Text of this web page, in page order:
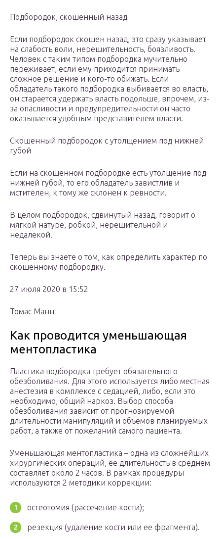
Подбородок, скошенный назад
Если подбородок скошен назад, это сразу указывает
на слабость воли, нерешительность, боязливость.
Человек с таким типом подбородка мучительно
переживает, если ему приходится принимать
сложное решение и кого-то обижать. Если
обладатель такого подбородка выбивается во власть,
он старается удержать власть подольше, впрочем, из-
за опасливости и предупредительности он часто
оказывается удобным представителем власти.
Скошенный подбородок с утолщением под нижней
губой
Если на скошенном подбородке есть утолщение под
нижней губой, то его обладатель завистлив и
мстителен, к тому же склонен к ревности.
В целом подбородок, сдвинутый назад, говорит о
мягкой натуре, робкой, нерешительной и
недалекой.
Теперь вы знаете о том, как определить характер по
скошенному подбородку.
27 июля 2020 в 15:52
Томас Манн
Как проводится уменьшающая
ментопластика
Пластика подбородка требует обязательного
обезболивания. Для этого используется либо местная
анестезия в комплексе с седацией, либо, если это
необходимо, общий наркоз. Выбор способа
обезболивания зависит от прогнозируемой
длительности манипуляций и объемов планируемых
работ, а также от пожеланий самого пациента.
Уменьшающая ментопластика – одна из сложнейших
хирургических операций, ее длительность в среднем
составляет около 2 часов. В рамках процедуры
используются 2 методики коррекции:
остеотомия (рассечение кости);
резекция (удаление кости или ее фрагмента).